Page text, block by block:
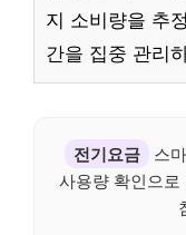
지 소비량을 추
간을 집중 관리
전기요금
스
사용량 확인으로